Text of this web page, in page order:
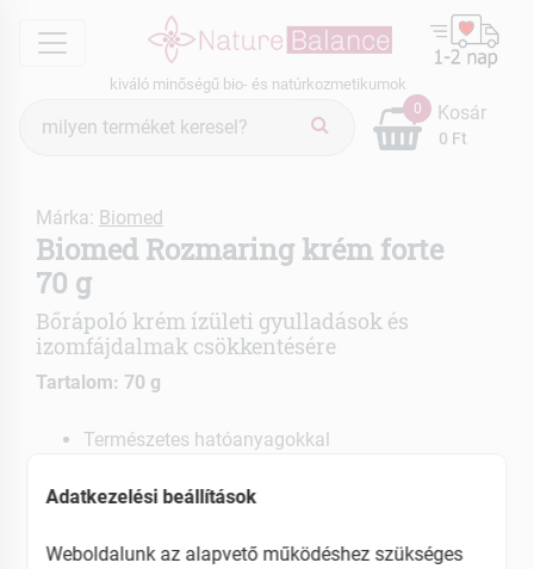
menu
kiváló minőségű bio- és natúrkozmetikumok
keresés
0
0 Ft
Kosár
Márka: Biomed
Biomed Rozmaring krém forte
70 g
Bőrápoló krém ízületi gyulladások és
izomfájdalmak csökkentésére
Tartalom: 70 g
Természetes hatóanyagokkal
Adatkezelési beállítások
Weboldalunk az alapvető működéshez szükséges